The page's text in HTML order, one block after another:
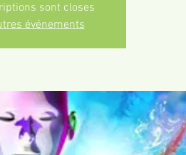
sont closes
événements